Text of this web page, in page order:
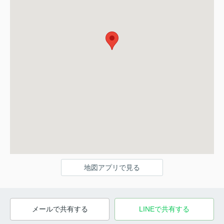
地図アプリで見る
メールで共有する LINEで共有する